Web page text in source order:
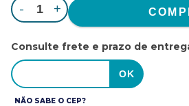
- +
Consulte frete e prazo de
NÃO SABE O CEP?